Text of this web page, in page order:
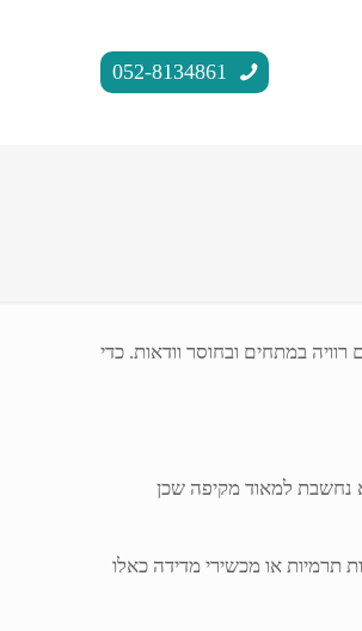
במתחים ובחוסר וודאות. כדי
נחשבת למאוד מקיפה שכן
תרמיות או מכשירי מדידה כאלו